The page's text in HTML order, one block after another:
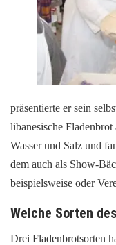
präsentierte er sein
libanesische
Wasser und Salz und
dem auch als Show-
beispielsweise oder
Welche Sorten
Drei Fladenbrotsorten